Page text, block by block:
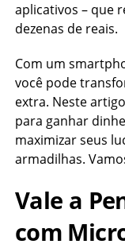
aplicativos – que
dezenas de reais.
Com um
você pode
extra. Neste
para ganhar
maximizar seus
armadilhas.
Vale a
com